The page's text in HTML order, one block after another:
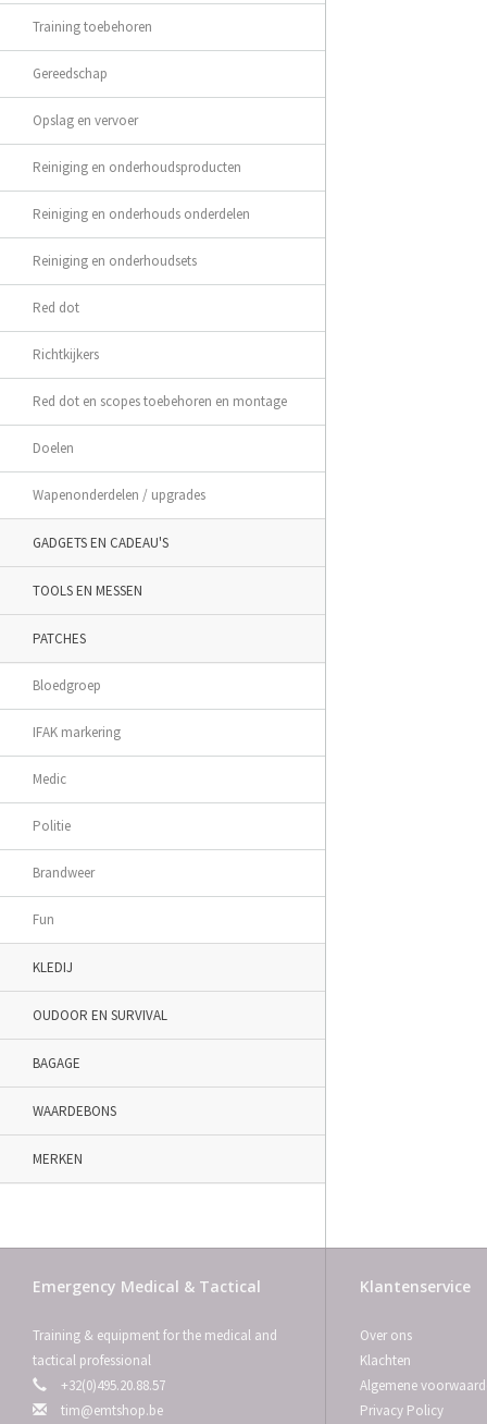
Training toebehoren
Gereedschap
Opslag en vervoer
Reiniging en onderhoudsproducten
Reiniging en onderhouds onderdelen
Reiniging en onderhoudsets
Red dot
Richtkijkers
Red dot en scopes toebehoren en montage
Doelen
Wapenonderdelen / upgrades
GADGETS EN CADEAU'S
TOOLS EN MESSEN
PATCHES
Bloedgroep
IFAK markering
Medic
Politie
Brandweer
Fun
KLEDIJ
OUDOOR EN SURVIVAL
BAGAGE
WAARDEBONS
MERKEN
Emergency Medical & Tactical
Training & equipment for the medical and
tactical professional
+32(0)495.20.88.57
tim@emtshop.be
Klantenservice
Over ons
Klachten
Algemene
Privacy Policy